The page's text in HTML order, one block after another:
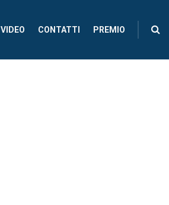
VIDEO CONTATTI PREMIO